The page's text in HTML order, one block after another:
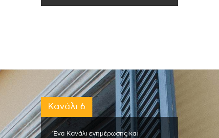
Κανάλι 6
Ένα Κανάλι ενημέρωσης και